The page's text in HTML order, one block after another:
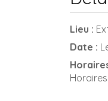
Lieu :
Date :